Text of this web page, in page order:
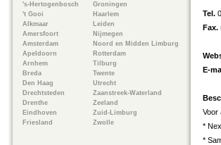
Groningen
Haarlem
Leiden
Nijmegen
Noord en Midden Limburg
Rotterdam
Tilburg
Twente
Utrecht
Zaanstreek-Waterland
Zeeland
Zuid-Limburg
Zwolle
's-Hertogenbosch
't Gooi
Alkmaar
Amersfoort
Amsterdam
Apeldoorn
Arnhem
Breda
Den Haag
Drechtsteden
Drenthe
Eindhoven
Friesland
Tel.
Fax.
E-
Voor
*
*